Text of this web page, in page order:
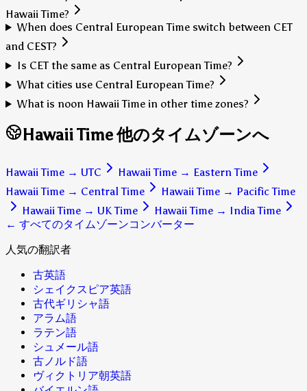
Hawaii Time?
When does Central European Time switch between CET
and CEST?
Is CET the same as Central European Time?
What cities use Central European Time?
What is noon Hawaii Time in other time zones?
Hawaii Time 他のタイムゾーンへ
Hawaii Time → UTC Hawaii Time → Eastern Time
Hawaii Time → Central Time Hawaii Time → Pacific Time
Hawaii Time → UK Time Hawaii Time → India Time
← すべてのタイムゾーンコンバーター
人気の翻訳者
古英語
シェイクスピア英語
古代ギリシャ語
アラム語
ラテン語
シュメール語
古ノルド語
ヴィクトリア朝英語